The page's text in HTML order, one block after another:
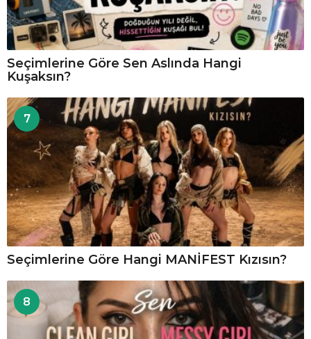
Seçimlerine Göre Sen Aslında Hangi
Kuşaksın?
7
Seçimlerine Göre Hangi MANİFEST Kızısın?
8